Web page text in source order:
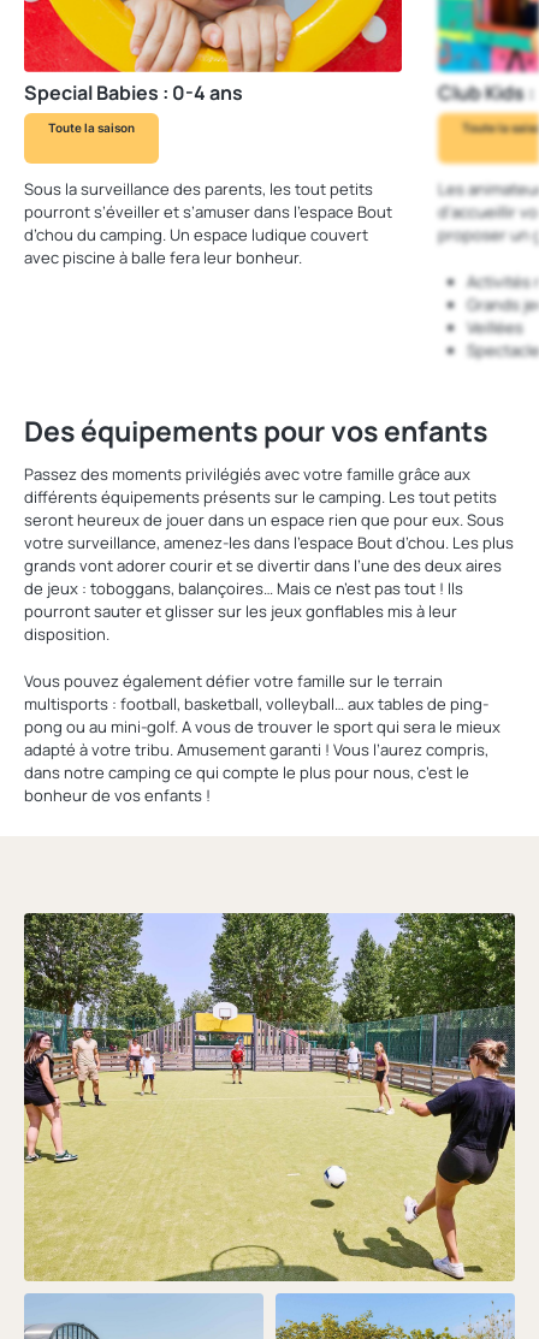
Special Babies : 0-4 ans
Toute la saison
Sous la surveillance des parents, les tout petits
pourront s’éveiller et s’amuser dans l’espace Bout
d’chou du camping. Un espace ludique couvert
avec piscine à balle fera leur bonheur.
Club Kids
Toute la
Les
d’accueillir
proposer un
Activités
Grands
Veillées
Des équipements pour vos enfants
Passez des moments privilégiés avec votre famille grâce aux
différents équipements présents sur le camping. Les tout petits
seront heureux de jouer dans un espace rien que pour eux. Sous
votre surveillance, amenez-les dans l’espace Bout d’chou. Les plus
grands vont adorer courir et se divertir dans l’une des deux aires
de jeux : toboggans, balançoires… Mais ce n’est pas tout ! Ils
pourront sauter et glisser sur les jeux gonflables mis à leur
disposition.
Vous pouvez également défier votre famille sur le terrain
multisports : football, basketball, volleyball… aux tables de ping-
pong ou au mini-golf. A vous de trouver le sport qui sera le mieux
adapté à votre tribu. Amusement garanti ! Vous l’aurez compris,
dans notre camping ce qui compte le plus pour nous, c’est le
bonheur de vos enfants !